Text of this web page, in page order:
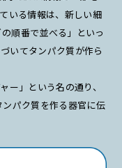
いる情報は、新しい細
順番で並べる」といっ
いてタンパク質が作ら
ー」という名の通り、
パク質を作る器官に伝